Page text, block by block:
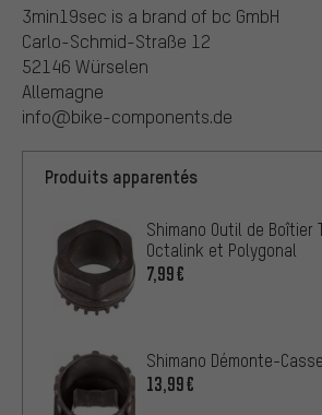
3min19sec is a brand of bc GmbH
Carlo-Schmid-Straße 12
52146 Würselen
Allemagne
info@bike-components.de
Produits apparentés
Shimano Outil de Boîtier
Octalink et Polygonal
7,99€
Shimano Démonte-
13,99€